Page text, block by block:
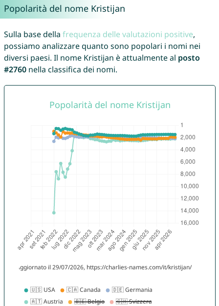
Popolarità del nome Kristijan
Sulla base della frequenza delle valutazioni positive,
possiamo analizzare quanto sono popolari i nomi nei
diversi paesi. Il nome Kristijan è attualmente al posto
#2760nella classifica dei nomi.